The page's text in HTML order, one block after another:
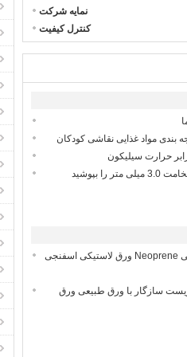
نمایه شرکت
کنترل کیفیت
بندی مواد غذایی نقاشی کودکان
حرارت سیلیکون
بپوشید
2 ~ 15mm ضخامت ورق لاستیکی Neoprene ورق لاستیکی اسفنجی
سازگار با ورق طبیعی ورق